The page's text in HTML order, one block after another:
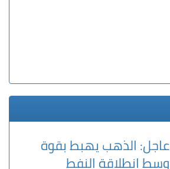
عاجل: الذهب يهبط بقوة
وسط انطلاقة النفط